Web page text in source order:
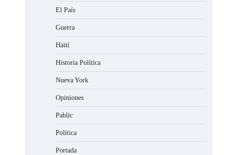
El País
Guerra
Haití
Historia Política
Nueva York
Opiniones
Pablic
Política
Portada